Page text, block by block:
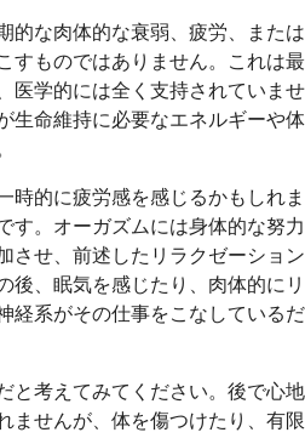
的な肉体的な衰弱、疲労、または
すものではありません。これは最
医学的には全く支持されていませ
生命維持に必要なエネルギーや体
時的に疲労感を感じるかもしれま
す。オーガズムには身体的な努力
させ、前述したリラクゼーション
後、眠気を感じたり、肉体的にリ
経系がその仕事をこなしているだ
と考えてみてください。後で心地
ませんが、体を傷つけたり、有限